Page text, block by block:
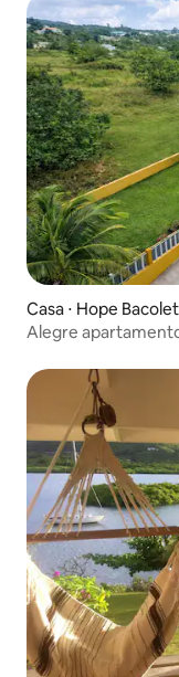
Casa ⋅ Hope Bacolet
Alegre